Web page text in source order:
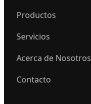
Productos
Servicios
Acerca de Nosotros
Contacto